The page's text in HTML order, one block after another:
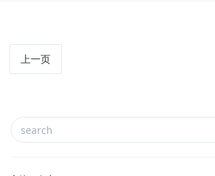
上一页